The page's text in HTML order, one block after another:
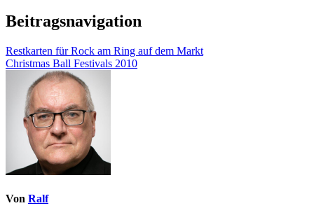
Beitragsnavigation
Restkarten für Rock am Ring auf dem Markt
Christmas Ball Festivals 2010
Von Ralf